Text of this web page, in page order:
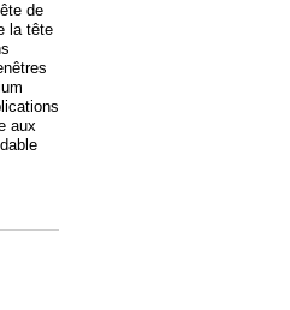
de
la tête
aux